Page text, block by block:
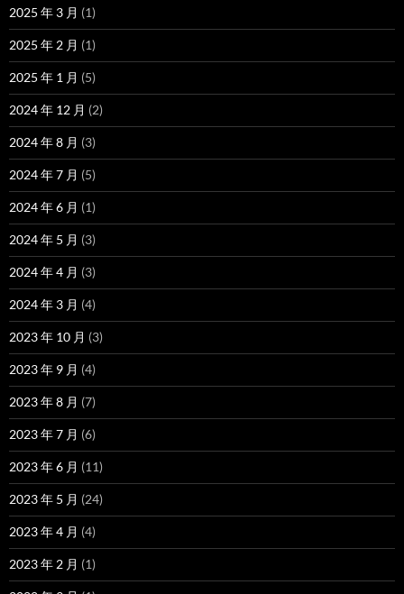
2025 年 3 月 (1)
2025 年 2 月 (1)
2025 年 1 月 (5)
2024 年 12 月 (2)
2024 年 8 月 (3)
2024 年 7 月 (5)
2024 年 6 月 (1)
2024 年 5 月 (3)
2024 年 4 月 (3)
2024 年 3 月 (4)
2023 年 10 月 (3)
2023 年 9 月 (4)
2023 年 8 月 (7)
2023 年 7 月 (6)
2023 年 6 月 (11)
2023 年 5 月 (24)
2023 年 4 月 (4)
2023 年 2 月 (1)